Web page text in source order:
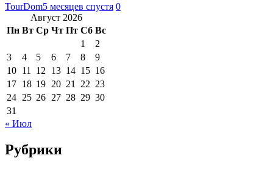
TourDom5 месяцев спустя 0
Август 2026
Пн Вт Ср Чт Пт Сб Вс
1
2
3
4 5 6 7 8
9
10 11 12 13 14 15 16
17 18 19 20 21 22 23
24 25 26 27 28 29 30
31
« Июл
Рубрики